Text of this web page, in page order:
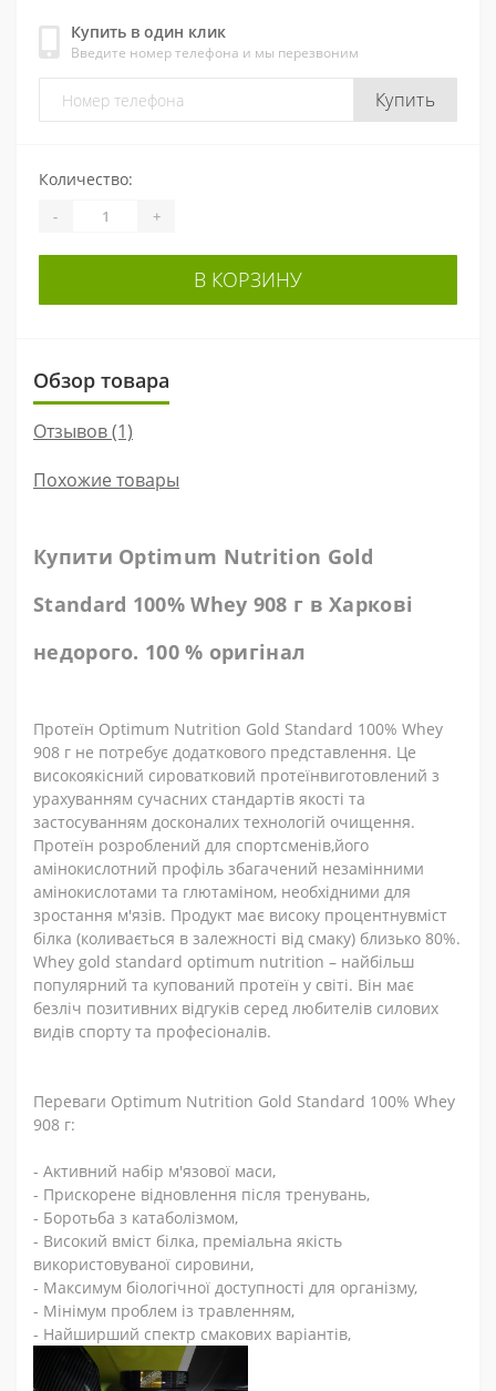
Купить в один клик
Введите номер телефона и мы перезвоним
Купить
Количество:
- +
В КОРЗИНУ
Обзор товара
Отзывов (1)
Похожие товары
Купити Optimum Nutrition Gold
Standard 100% Whey 908 г в Харкові
недорого. 100 % оригінал
Протеїн Optimum Nutrition Gold Standard 100% Whey
908 г не потребує додаткового представлення. Це
високоякісний сироватковий протеїнвиготовлений з
урахуванням сучасних стандартів якості та
застосуванням досконалих технологій очищення.
Протеїн розроблений для спортсменів,його
амінокислотний профіль збагачений незамінними
амінокислотами та глютаміном, необхідними для
зростання м'язів. Продукт має високу процентнувміст
білка (коливається в залежності від смаку) близько 80%.
Whey gold standard optimum nutrition – найбільш
популярний та купований протеїн у світі. Він має
безліч позитивних відгуків серед любителів силових
видів спорту та професіоналів.
Переваги Optimum Nutrition Gold Standard 100% Whey
908 г:
- Активний набір м'язової маси,
- Прискорене відновлення після тренувань,
- Боротьба з катаболізмом,
- Високий вміст білка, преміальна якість
використовуваної сировини,
- Максимум біологічної доступності для організму,
- Мінімум проблем із травленням,
- Найширший спектр смакових варіантів,